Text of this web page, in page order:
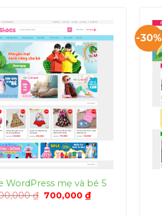
WordPress mẹ và bé 5
₫ Giá
700,000₫Giá
-30%